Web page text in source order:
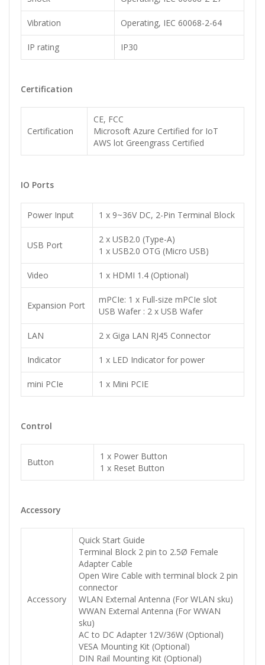
Vibration Operating, IEC 60068-2-64
IP rating IP30
Certification
Certification
CE, FCC
Microsoft Azure Certified for IoT
AWS lot Greengrass Certified
IO Ports
Power Input 1 x 9~36V DC, 2-Pin Terminal Block
USB Port
2 x USB2.0 (Type-A)
1 x USB2.0 OTG (Micro USB)
Video 1 x HDMI 1.4 (Optional)
Expansion Port
mPCIe: 1 x Full-size mPCIe slot
USB Wafer : 2 x USB Wafer
LAN 2 x Giga LAN RJ45 Connector
Indicator 1 x LED Indicator for power
mini PCIe 1 x Mini PCIE
Control
Button
1 x Power Button
1 x Reset Button
Accessory
Accessory
Quick Start Guide
Terminal Block 2 pin to 2.5Ø Female
Adapter Cable
Open Wire Cable with terminal block 2 pin
connector
WLAN External Antenna (For WLAN sku)
WWAN External Antenna (For WWAN
sku)
AC to DC Adapter 12V/36W (Optional)
VESA Mounting Kit (Optional)
DIN Rail Mounting Kit (Optional)